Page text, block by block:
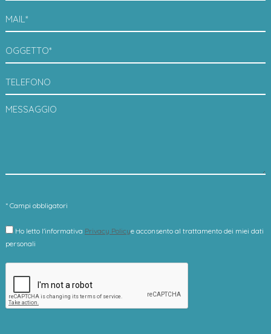
MAIL*
OGGETTO*
TELEFONO
MESSAGGIO
* Campi obbligatori
Ho letto l'informativa Privacy Policye acconsento al trattamento dei miei dati
personali